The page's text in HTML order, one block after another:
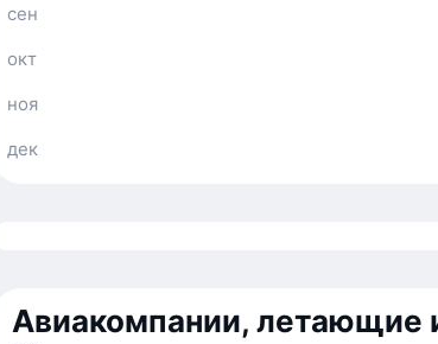
сен
окт
ноя
дек
Авиакомпании, летающие